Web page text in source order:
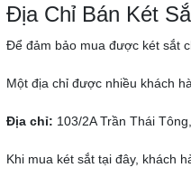
Địa Chỉ Bán Két
Để đảm bảo mua được két sắt
Một địa chỉ được nhiều khách
Địa chỉ: 103/2A Trần Thái
Khi mua két sắt tại đây, khách